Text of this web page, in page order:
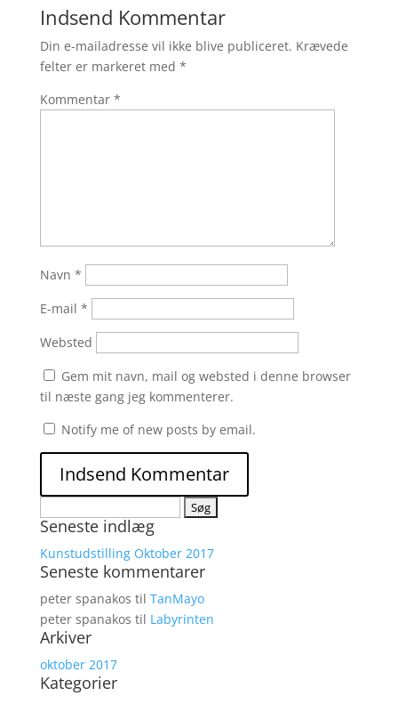
Indsend Kommentar
Din e-mailadresse vil ikke blive publiceret. Krævede
felter er markeret med *
Kommentar *
Navn *
E-mail *
Websted
Gem mit navn, mail og websted i denne browser
til næste gang jeg kommenterer.
Notify me of new posts by email.
efter:
Seneste indlæg
Kunstudstilling Oktober 2017
Seneste kommentarer
peter spanakos til TanMayo
peter spanakos til Labyrinten
Arkiver
oktober 2017
Kategorier